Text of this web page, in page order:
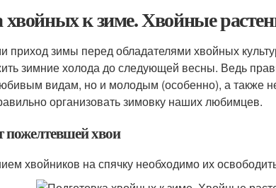
хвойных к зиме. Хвойные
приход зимы перед обладателями хвойных
зимние холода до следующей весны. Ведь
видам, но и молодым (особенно), а также
организовать зимовку наших любимцев.
пожелтевшей хвои
хвойников на спячку необходимо их